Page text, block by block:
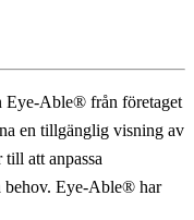
Eye-Able® från företaget
en tillgänglig visning av
att anpassa
behov. Eye-Able® har